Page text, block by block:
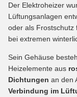
Der Elektroheizer
Lüftungsanlagen
oder als Frostschutz
bei extremen
Sein Gehäuse
Heizelemente aus
Dichtungen an den
Verbindung im